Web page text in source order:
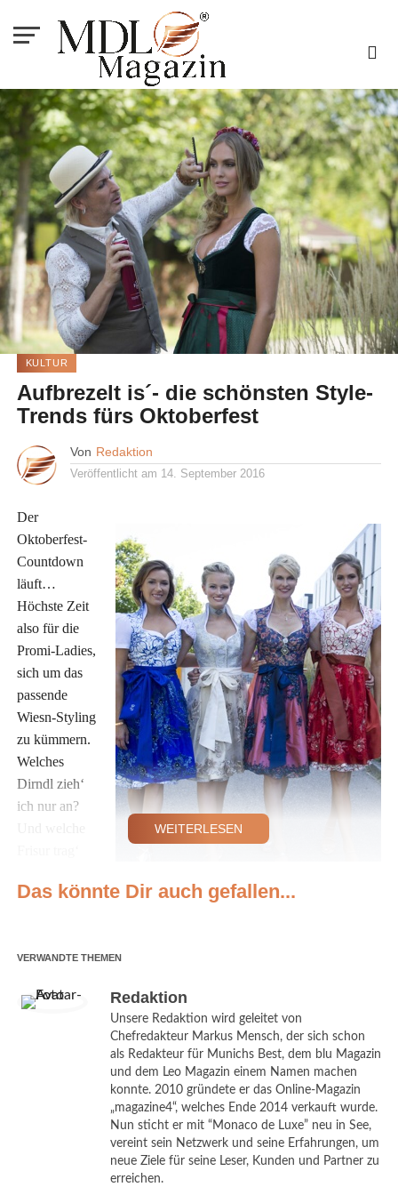
KULTUR
Aufbrezelt is´- die schönsten Style-
Trends fürs Oktoberfest
Von Redaktion
Veröffentlicht am 14. September 2016
Der
Oktoberfest-
Countdown
läuft…
Höchste Zeit
also für die
Promi-Ladies,
sich um das
passende
Wiesn-Styling
zu kümmern.
Welches
Dirndl zieh‘
ich nur an?
ist in Sachen
Oktoberfest Trend? VIP-Ladies wie Gastronomin Simone
zeigten am Dienstag im Showroom von „dresscoded“ schon
einmal die schönsten Trachten-Styles. Natascha Grün, die
Gründerin und Betreiberin des großen Online-Abendkleider-
und Dirndlverleihs, hatte gemeinsam mit den beiden Haar- und
Beauty-Spezialisten Helmut Schmidt und Marco Slavulj von der
„Hair & Beauty Galerie“ am Münchner Gärtnerplatz zum großen
Wiesn-Styling geladen. Und die Damen punkteten in ihren Leih-
Dirndln und den dazu passenden kunstvollen (Flecht-)Frisuren.
WEITERLESEN
Das könnte Dir auch gefallen...
VERWANDTE THEMEN
Redaktion
Unsere Redaktion wird geleitet von
Chefredakteur Markus Mensch, der sich schon
als Redakteur für Munichs Best, dem blu Magazin
und dem Leo Magazin einem Namen machen
konnte. 2010 gründete er das Online-Magazin
„magazine4“, welches Ende 2014 verkauft wurde.
Nun sticht er mit “Monaco de Luxe” neu in See,
vereint sein Netzwerk und seine Erfahrungen, um
neue Ziele für seine Leser, Kunden und Partner zu
erreichen.